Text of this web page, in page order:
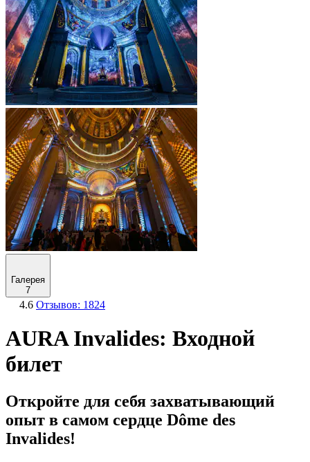
Галерея
7
4.6 Отзывов: 1824
AURA Invalides: Входной
билет
Откройте для себя захватывающий
опыт в самом сердце Dôme des
Invalides!